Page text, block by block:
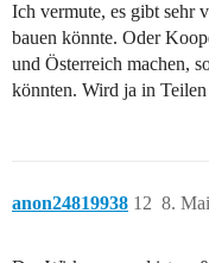
Ich vermute, es gibt sehr
bauen könnte. Oder
und Österreich machen,
könnten. Wird ja in Teilen
anon24819938 8.
12